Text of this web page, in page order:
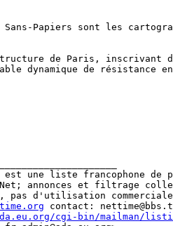
Sans-Papiers sont les
de Paris,
dynamique de résistance
est une liste francophone de
annonces et filtrage
pas d'utilisation
contact:
cgi-bin/mailman/